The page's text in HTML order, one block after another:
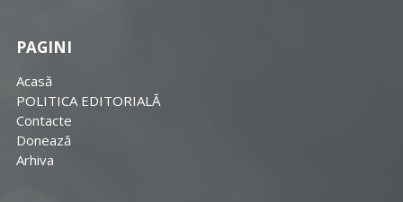
PAGINI
Acasă
POLITICA EDITORIALĂ
Contacte
Donează
Arhiva